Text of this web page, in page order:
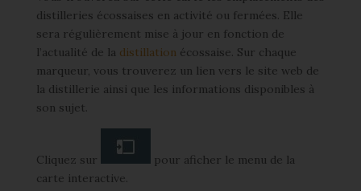
distilleries écossaises en activité ou fermées. Elle
sera régulièrement mise à jour en fonction de
l’actualité de la distillation écossaise. Sur chaque
marqueur, vous trouverez un lien vers le site web de
la distillerie ainsi que les informations disponibles à
son sujet.
Cliquez sur
pour aficher le menu de la
carte interactive.